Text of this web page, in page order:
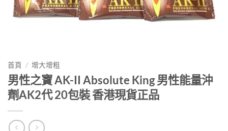
首頁 / 增大增粗
男性之寶 AK-II Absolute King 男性能量沖
劑AK2代 20包裝 香港現貨正品